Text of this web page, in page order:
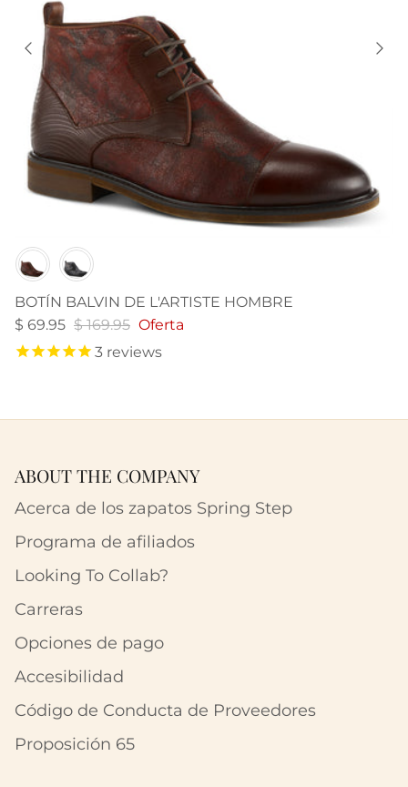
BOTÍN BALVIN DE L'ARTISTE HOMBRE
$ 69.95 $ 169.95 Oferta
3 reviews
ABOUT THE COMPANY
Acerca de los zapatos Spring Step
Programa de afiliados
Looking To Collab?
Carreras
Opciones de pago
Accesibilidad
Código de Conducta de Proveedores
Proposición 65